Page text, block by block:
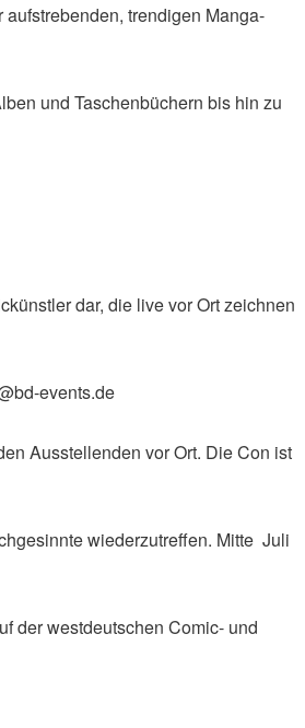
trendigen Manga-
und Taschenbüchern bis hin zu
dar, die live vor Ort zeichnen
events.de
Ausstellenden vor Ort. Die Con ist
wiederzutreffen. Mitte Juli
der westdeutschen Comic- und